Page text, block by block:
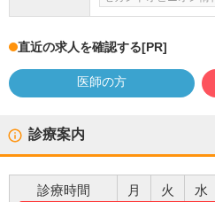
直近の求人を確認する[PR]
医師の方
診療案内
診療時間 月 火 水